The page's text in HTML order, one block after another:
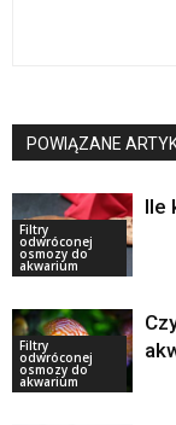
POWIĄZANE
Filtry
odwróconej
osmozy do
akwarium
Ile
Filtry
odwróconej
osmozy do
akwarium